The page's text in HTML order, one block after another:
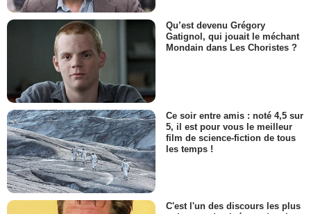
Qu’est devenu Grégory
Gatignol, qui jouait le méchant
Mondain dans Les Choristes ?
Ce soir entre amis : noté 4,5 sur
5, il est pour vous le meilleur
film de science-fiction de tous
les temps !
C'est l'un des discours les plus